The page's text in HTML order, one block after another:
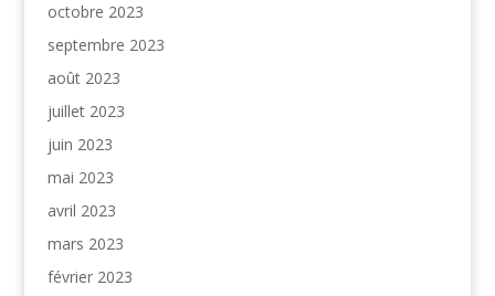
octobre 2023
septembre 2023
août 2023
juillet 2023
juin 2023
mai 2023
avril 2023
mars 2023
février 2023